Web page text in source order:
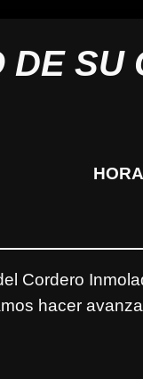
DE SU
Cordero
hacer